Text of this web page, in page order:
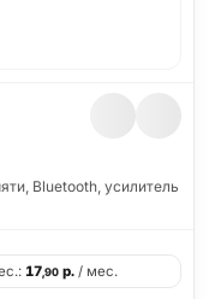
Bluetooth, усилитель
17,90 р. / мес.